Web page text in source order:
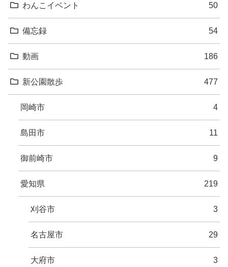
わんこイベント 50
備忘録 54
動画 186
新公園散歩 477
岡崎市 4
島田市 11
御前崎市 9
愛知県 219
刈谷市 3
名古屋市 29
大府市 3